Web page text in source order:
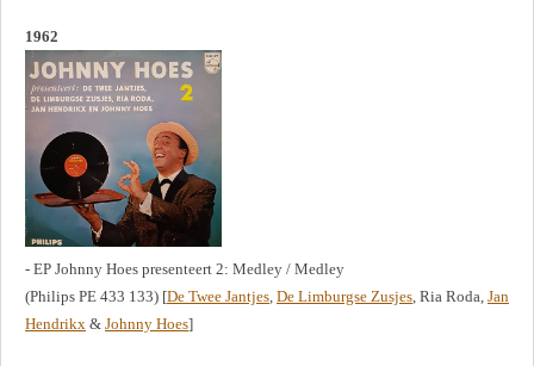
1962
- EP Johnny Hoes presenteert 2: Medley / Medley
(Philips PE 433 133) [De Twee Jantjes, De Limburgse Zusjes, Ria Roda, Jan
Hendrikx & Johnny Hoes]